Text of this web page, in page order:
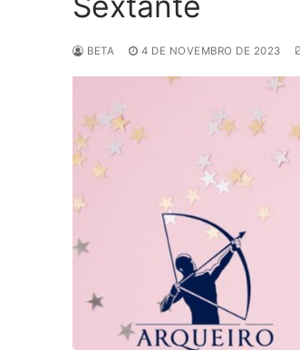
BETA 4 DE NOVEMBRO DE 2023